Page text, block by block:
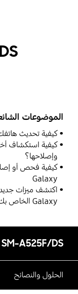
الموضوعات
كيفية تحديث
وإصلاحها؟
Galaxy
Galaxy الخاص بك
SM-A525F/DS
الحلول والنصائح